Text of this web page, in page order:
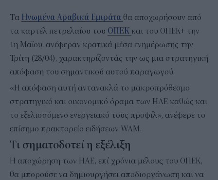
Tα Ηνωμένα Αραβικά Εμιράτα θα αποχωρήσουν από
τα καρτέλ πετρελαίου του ΟΠΕΚ και του ΟΠΕΚ+ την
1η Μαΐου, ανέφεραν κρατικά μέσα ενημέρωσης την
Τρίτη (28/04), χαρακτηρίζοντάς την ως μια στρατηγική
απόφαση του σημαντικού αυτού παραγωγού.
«Η απόφαση αυτή αντανακλά το μακροπρόθεσμο
στρατηγικό και οικονομικό όραμα των ΗΑΕ καθώς και
το εξελισσόμενο ενεργειακό τους προφίλ», ανέφερε το
επίσημο πρακτορείο ειδήσεων WAM.
Tι σηματοδοτεί η εξέλιξη
Η αποχώρηση των ΗΑΕ, επί χρόνια μέλους του ΟΠΕΚ,
θα μπορούσε να δημιουργήσει αποδιοργάνωση και να